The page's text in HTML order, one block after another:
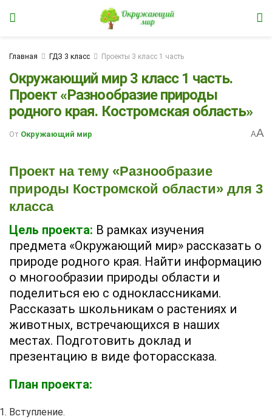
Главная ГДЗ 3 класс Проекты 3 класс 1 часть
Окружающий мир 3 класс 1 часть.
Проект «Разнообразие природы
родного края. Костромская область»
От Окружающий мир AA
Проект на тему «Разнообразие
природы Костромской области» для 3
класса
Цель проекта: В рамках изучения
предмета «Окружающий мир» рассказать о
природе родного края. Найти информацию
о многообразии природы области и
поделиться ею с одноклассниками.
Рассказать школьникам о растениях и
животных, встречающихся в наших
местах. Подготовить доклад и
презентацию в виде фоторассказа.
План проекта:
Вступление.